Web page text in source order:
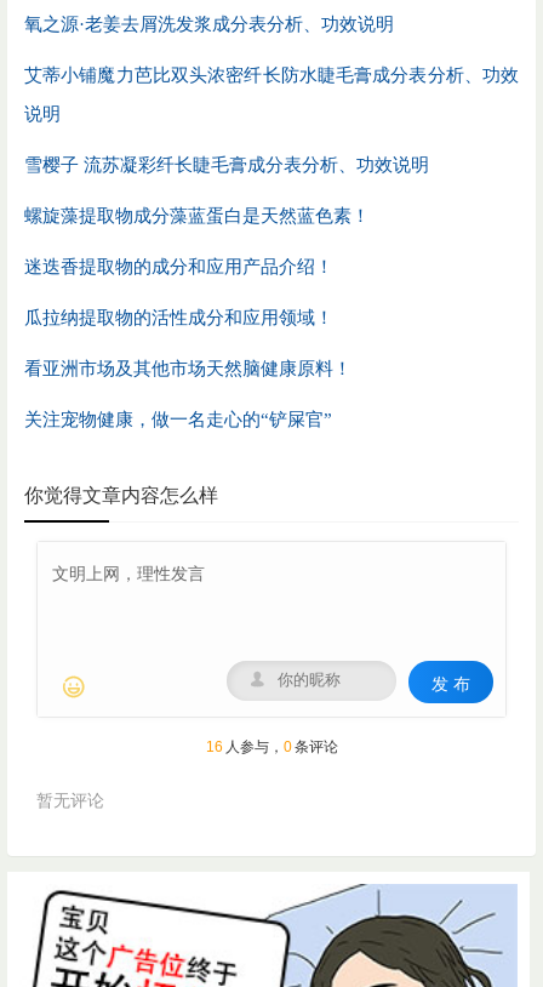
氧之源·老姜去屑洗发浆成分表分析、功效说明
艾蒂小铺魔力芭比双头浓密纤长防水睫毛膏成分表分析、功效
说明
雪樱子 流苏凝彩纤长睫毛膏成分表分析、功效说明
螺旋藻提取物成分藻蓝蛋白是天然蓝色素！
迷迭香提取物的成分和应用产品介绍！
瓜拉纳提取物的活性成分和应用领域！
​看亚洲市场及其他市场天然脑健康原料！
关注宠物健康，做一名走心的“铲屎官”
你觉得文章内容怎么样
 发 布

16 人参与， 0条评论
暂无评论